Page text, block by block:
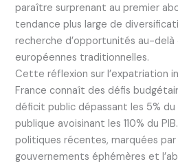
paraître surprenant au premier
tendance plus large de
recherche d’opportunités au-
européennes traditionnelles.
Cette réflexion sur l’expatriation
France connaît des défis
déficit public dépassant les 5%
publique avoisinant les 110% du
politiques récentes, marquées
gouvernements éphémères et